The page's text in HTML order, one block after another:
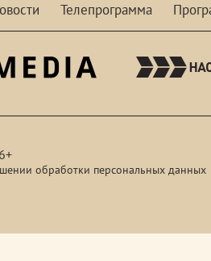
Телепрограмма
обработки персональных данных